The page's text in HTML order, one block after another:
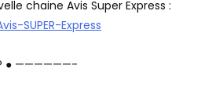
chaine Avis Super Express :
SUPER-Express
● ——————-